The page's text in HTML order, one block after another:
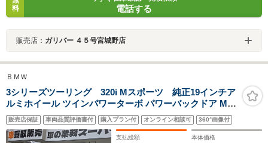
料
電話する
販売店： ガリバー ４５号宮城野店
ＢＭＷ
3シリーズツーリング 320i Mスポーツ 純正19インチア
ルミホイール ツインパワーターボ パワーバックドア Mス
ポーツサスペンション 純正HDDナビ DVD Bluetoothオー
ディオ パドルシフトオートHIDライト フォグライト アイ
ドリングストップ
販売店保証 車両品質評価書付 購入プラン付 オンライン相談可 360°画像付
支払総額 本体価格